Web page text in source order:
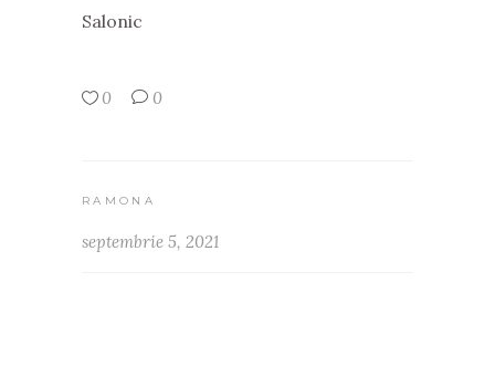
Salonic
0 0
RAMONA
septembrie 5, 2021